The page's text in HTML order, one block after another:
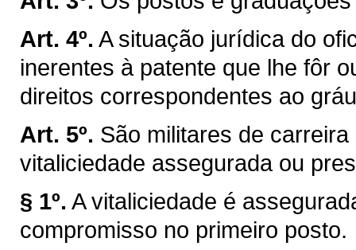
Art. 4º. A situação jurídica do
inerentes à patente que lhe fôr
direitos correspondentes ao
Art. 5º. São militares de
vitaliciedade assegurada ou
§ 1º. A vitaliciedade é
compromisso no primeiro posto.